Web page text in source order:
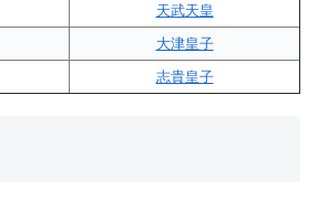
天武天皇
大津皇子
志貴皇子